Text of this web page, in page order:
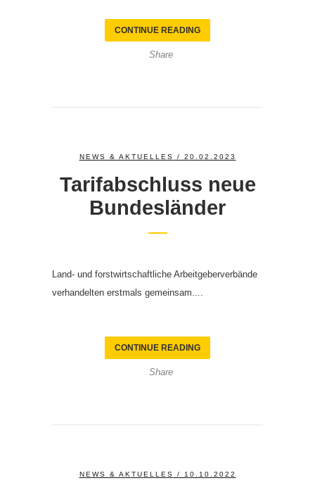
CONTINUE READING
Share
NEWS & AKTUELLES / 20.02.2023
Tarifabschluss neue
Bundesländer
Land- und forstwirtschaftliche Arbeitgeberverbände
verhandelten erstmals gemeinsam....
CONTINUE READING
Share
NEWS & AKTUELLES / 10.10.2022